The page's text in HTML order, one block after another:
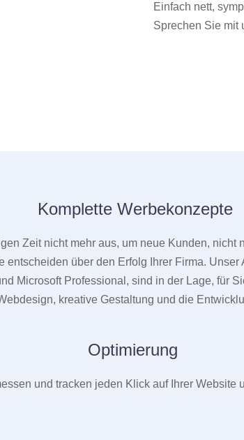
Einfach nett,
Sprechen Sie mit
Komplette Werbekonzepte
Zeit nicht mehr aus, um neue Kunden, nicht
über den Erfolg Ihrer Firma.
Microsoft Professional, sind in der Lage, für
kreative Gestaltung und die
Optimierung
und tracken jeden Klick auf Ihrer